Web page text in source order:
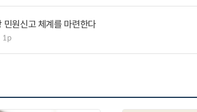
민원신고 체계를 마련한다
1p